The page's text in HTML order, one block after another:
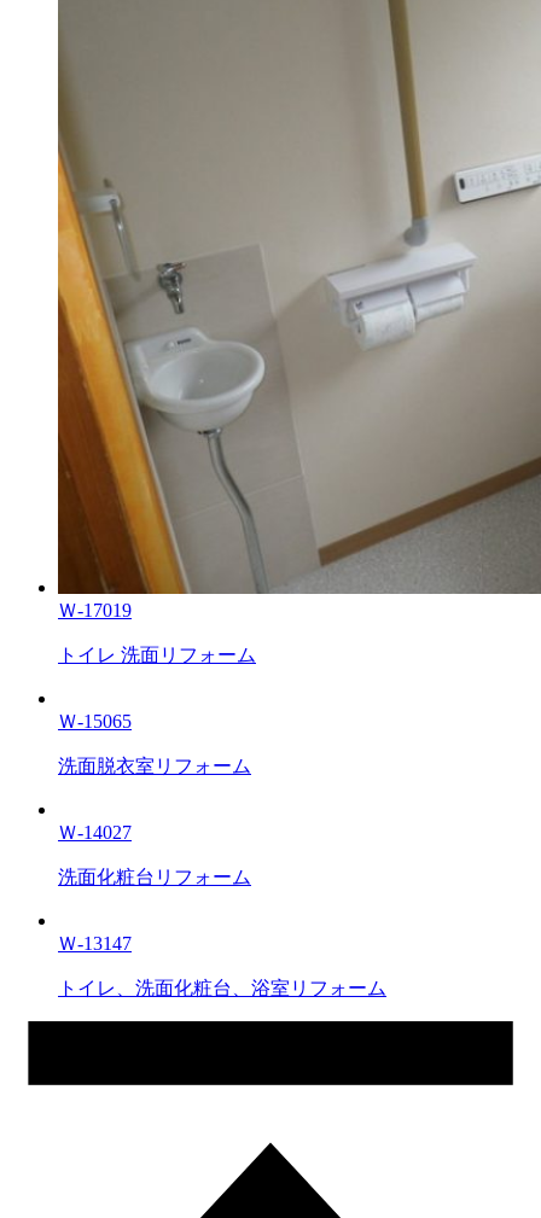
Ｗ-17019
トイレ 洗面リフォーム
Ｗ-15065
洗面脱衣室リフォーム
Ｗ-14027
洗面化粧台リフォーム
Ｗ-13147
トイレ、洗面化粧台、浴室リフォーム